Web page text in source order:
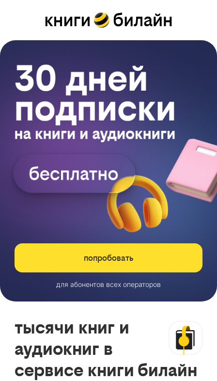
попробовать
для абонентов всех операторов
тысячи книг и
аудиокниг в
сервисе книги билайн